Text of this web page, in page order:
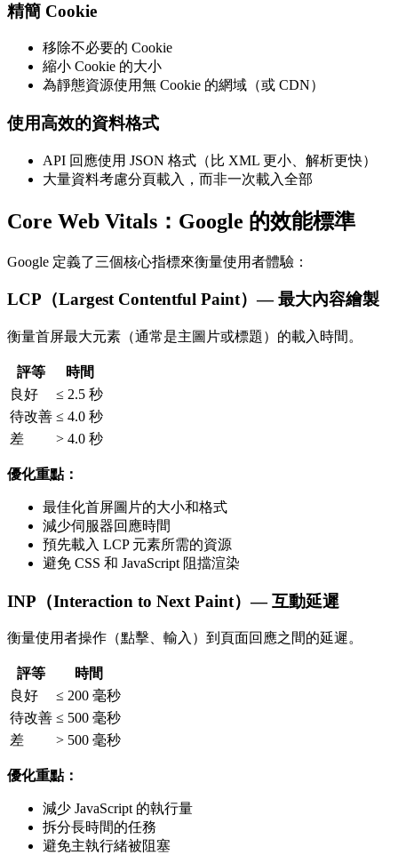
精簡 Cookie
移除不必要的 Cookie
縮小 Cookie 的大小
為靜態資源使用無 Cookie 的網域（或 CDN）
使用高效的資料格式
API 回應使用 JSON 格式（比 XML 更小、解析更快）
大量資料考慮分頁載入，而非一次載入全部
Core Web Vitals：Google 的效能標準
Google 定義了三個核心指標來衡量使用者體驗：
LCP（Largest Contentful Paint）— 最大內容繪製
衡量首屏最大元素（通常是主圖片或標題）的載入時間。
評等
時間
良好
≤ 2.5 秒
待改善 ≤ 4.0 秒
差
> 4.0 秒
優化重點：
最佳化首屏圖片的大小和格式
減少伺服器回應時間
預先載入 LCP 元素所需的資源
避免 CSS 和 JavaScript 阻擋渲染
INP（Interaction to Next Paint）— 互動延遲
衡量使用者操作（點擊、輸入）到頁面回應之間的延遲。
評等
時間
良好
≤ 200 毫秒
待改善 ≤ 500 毫秒
差
> 500 毫秒
優化重點：
減少 JavaScript 的執行量
拆分長時間的任務
避免主執行緒被阻塞